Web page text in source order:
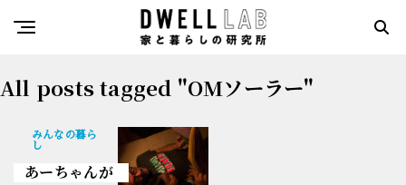
All posts tagged "OMソーラー"
みんなの暮ら
し
あーちゃんが